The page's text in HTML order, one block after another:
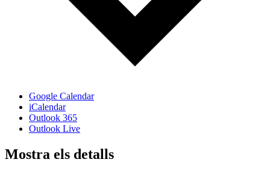
Google Calendar
iCalendar
Outlook 365
Outlook Live
Mostra els detalls